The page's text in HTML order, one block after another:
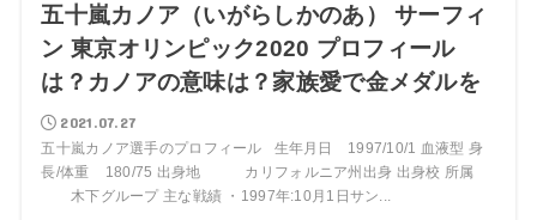
五十嵐カノア（いがらしかのあ） サーフィ
ン 東京オリンピック2020 プロフィール
は？カノアの意味は？家族愛で金メダルを
2021.07.27
五十嵐カノア選手のプロフィール 生年月日 1997/10/1 血液型 身
長/体重 180/75 出身地 カリフォルニア州出身 出身校 所属
木下グループ 主な戦績 ・1997年:10月1日サン...